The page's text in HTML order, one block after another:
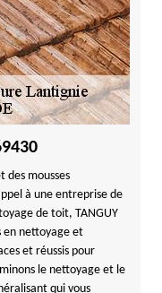
des mousses
à une entreprise de
de toit, TANGUY
en nettoyage et
et réussis pour
le nettoyage et le
qui vous